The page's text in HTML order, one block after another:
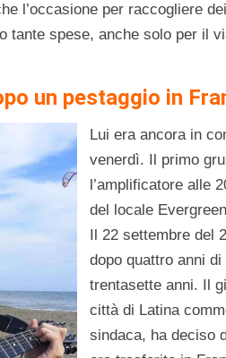
l’occasione per raccogliere
tante spese, anche solo per il
un pestaggio in
Lui era ancora in
venerdì. Il primo
l’amplificatore alle
del locale
Il 22 settembre del
dopo quattro anni
trentasette anni. Il
città di Latina
sindaca, ha deciso